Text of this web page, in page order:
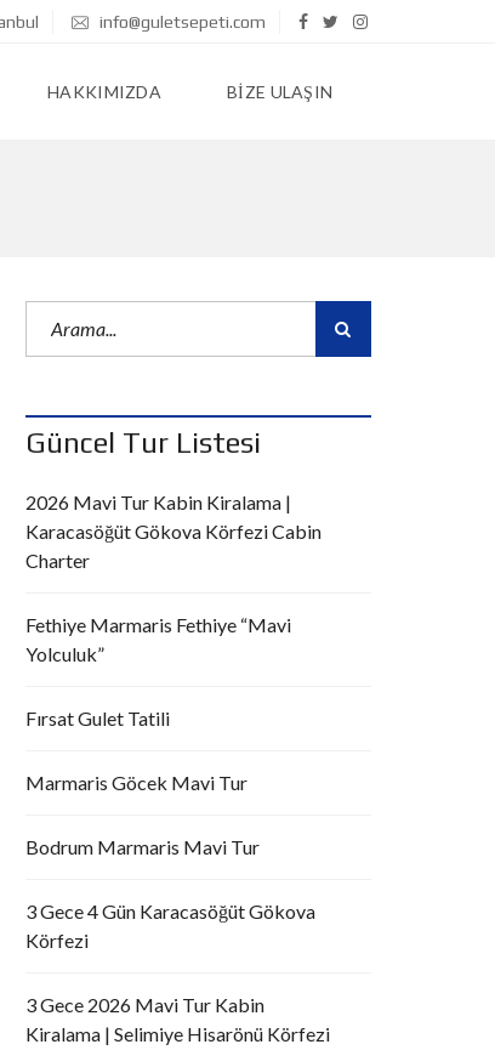
info@guletsepeti.com
HAKKIMIZDA BIZE ULAŞIN
Güncel Tur Listesi
2026 Mavi Tur Kabin Kiralama |
Karacasöğüt Gökova Körfezi Cabin
Charter
Fethiye Marmaris Fethiye “Mavi
Yolculuk”
Fırsat Gulet Tatili
Marmaris Göcek Mavi Tur
Bodrum Marmaris Mavi Tur
3 Gece 4 Gün Karacasöğüt Gökova
Körfezi
3 Gece 2026 Mavi Tur Kabin
Kiralama | Selimiye Hisarönü Körfezi